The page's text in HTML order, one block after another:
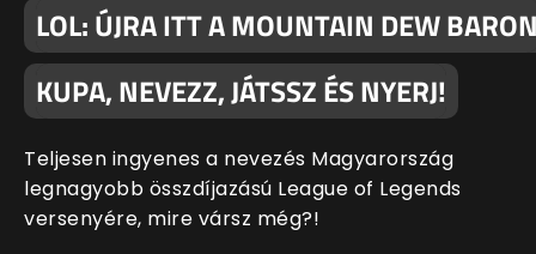
LOL: ÚJRA ITT A MOUNTAIN DEW
KUPA, NEVEZZ, JÁTSSZ ÉS NYERJ!
Teljesen ingyenes a nevezés Magyarország
legnagyobb összdíjazású League of Legends
versenyére, mire vársz még?!